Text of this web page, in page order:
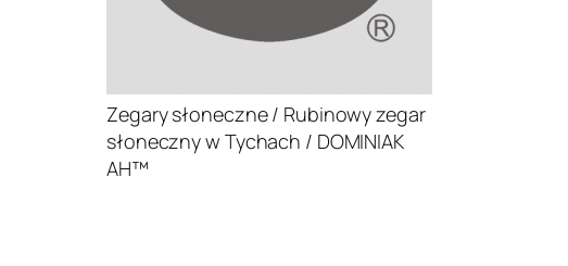
Zegary słoneczne / Rubinowy zegar
słoneczny w Tychach / DOMINIAK
AH™